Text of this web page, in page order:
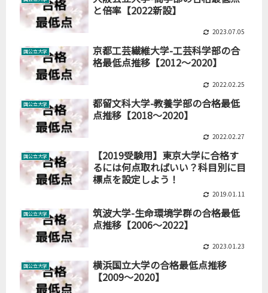
と倍率【2022新設】
2023.07.05
国公立大学
京都工芸繊維大学-工芸科学部の合
格最低点推移【2012～2020】
2022.02.25
国公立大学
都留文科大学-教養学部の合格最低
点推移【2018～2020】
2022.02.27
国公立大学
【2019受験用】東京大学に合格す
るには何点取ればいい？科目別に目
標点を設定しよう！
2019.01.11
国公立大学
筑波大学-生命環境学群の合格最低
点推移【2006～2022】
2023.01.23
国公立大学
横浜国立大学の合格最低点推移
【2009～2020】